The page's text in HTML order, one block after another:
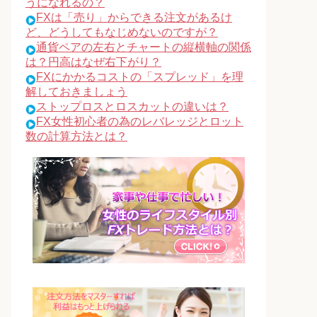
うになれるの？
FXは「売り」からできる注文があるけ
ど、どうしてもなじめないのですが？
通貨ペアの左右とチャートの縦横軸の関係
は？円高はなぜ右下がり？
FXにかかるコストの「スプレッド」を理
解しておきましょう
ストップロスとロスカットの違いは？
FX女性初心者の為のレバレッジとロット
数の計算方法とは？